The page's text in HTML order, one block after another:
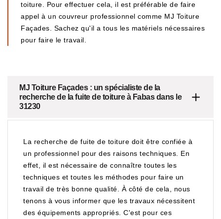
toiture. Pour effectuer cela, il est préférable de faire
appel à un couvreur professionnel comme MJ Toiture
Façades. Sachez qu'il a tous les matériels nécessaires
pour faire le travail.
MJ Toiture Façades : un spécialiste de la
recherche de la fuite de toiture à Fabas dans le
31230
La recherche de fuite de toiture doit être confiée à
un professionnel pour des raisons techniques. En
effet, il est nécessaire de connaître toutes les
techniques et toutes les méthodes pour faire un
travail de très bonne qualité. À côté de cela, nous
tenons à vous informer que les travaux nécessitent
des équipements appropriés. C'est pour ces